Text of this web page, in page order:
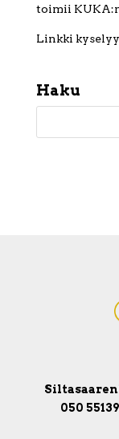
toimii
Linkki
Haku
050